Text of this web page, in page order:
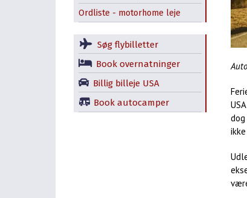
Ordliste - motorhome leje
Søg flybilletter
Book overnatninger
Billig billeje USA
Book autocamper